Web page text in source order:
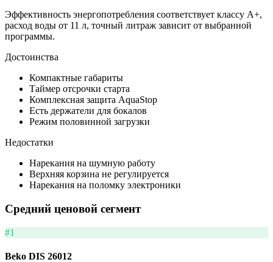
Эффективность энергопотребления соответствует классу А+,
расход воды от 11 л, точный литраж зависит от выбранной
программы.
Достоинства
Компактные габариты
Таймер отсрочки старта
Комплексная защита AquaStop
Есть держатели для бокалов
Режим половинной загрузки
Недостатки
Нарекания на шумную работу
Верхняя корзина не регулируется
Нарекания на поломку электроники
Средний ценовой сегмент
#1
Beko DIS 26012